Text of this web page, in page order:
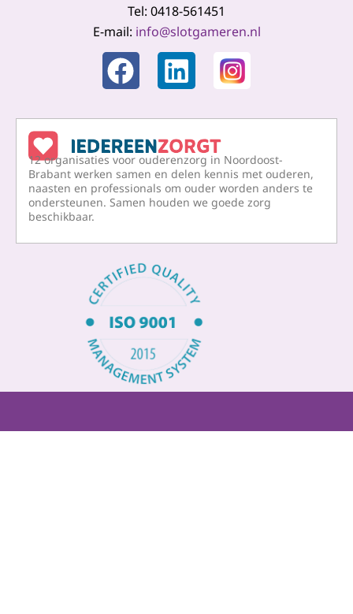
Tel: 0418-561451
E-mail: info@slotgameren.nl
F
a
c
e
b
o
k
L
i
n
k
e
d
n
12 organisaties voor ouderenzorg in Noordoost-
Brabant werken samen en delen kennis met ouderen,
naasten en professionals om ouder worden anders te
ondersteunen. Samen houden we goede zorg
beschikbaar.